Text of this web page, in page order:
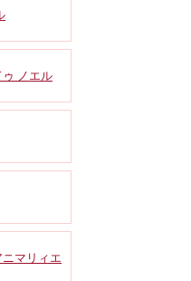
ノエル
マリィエ